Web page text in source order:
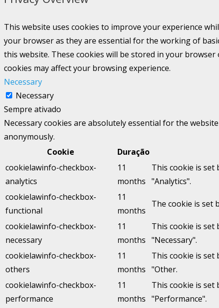
This website uses cookies to improve your experience
your browser as they are essential for the working of
this website. These cookies will be stored in your
cookies may affect your browsing experience.
Necessary
Necessary
Sempre ativado
Necessary cookies are absolutely essential for the
anonymously.
Cookie
Duração
cookielawinfo-checkbox-
analytics
11
months
This cookie is set
"Analytics".
cookielawinfo-checkbox-
functional
11
months
The cookie is set
cookielawinfo-checkbox-
necessary
11
months
This cookie is set
"Necessary".
cookielawinfo-checkbox-
others
11
months
This cookie is set
"Other.
cookielawinfo-checkbox-
performance
11
months
This cookie is set
"Performance".